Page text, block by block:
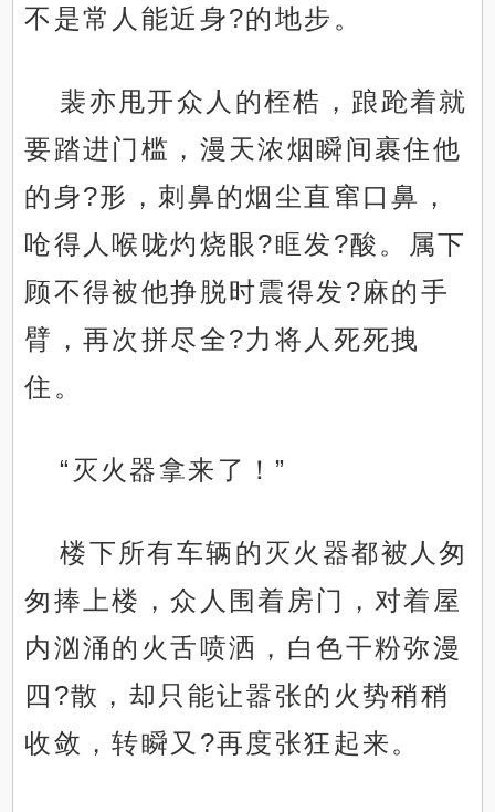
不是常人能近身?的地步。
裴亦甩开众人的桎梏，踉跄着就
要踏进门槛，漫天浓烟瞬间裹住他
的身?形，刺鼻的烟尘直窜口鼻，
呛得人喉咙灼烧眼?眶发?酸。属下
顾不得被他挣脱时震得发?麻的手
臂，再次拼尽全?力将人死死拽
住。
“灭火器拿来了！”
楼下所有车辆的灭火器都被人匆
匆捧上楼，众人围着房门，对着屋
内汹涌的火舌喷洒，白色干粉弥漫
四?散，却只能让嚣张的火势稍稍
收敛，转瞬又?再度张狂起来。